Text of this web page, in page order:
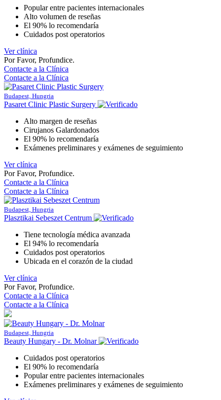
Popular entre pacientes internacionales
Alto volumen de reseñas
El 90% lo recomendaría
Cuidados post operatorios
Ver clínica
Por Favor, Profundice.
Contacte a la Clínica
Contacte a la Clínica
Budapest, Hungria
Pasaret Clinic Plastic Surgery
Alto margen de reseñas
Cirujanos Galardonados
El 90% lo recomendaría
Exámenes preliminares y exámenes de seguimiento
Ver clínica
Por Favor, Profundice.
Contacte a la Clínica
Contacte a la Clínica
Budapest, Hungria
Plasztikai Sebeszet Centrum
Tiene tecnología médica avanzada
El 94% lo recomendaría
Cuidados post operatorios
Ubicada en el corazón de la ciudad
Ver clínica
Por Favor, Profundice.
Contacte a la Clínica
Contacte a la Clínica
Budapest, Hungria
Beauty Hungary - Dr. Molnar
Cuidados post operatorios
El 90% lo recomendaría
Popular entre pacientes internacionales
Exámenes preliminares y exámenes de seguimiento